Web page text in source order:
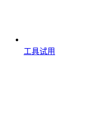
工具试用